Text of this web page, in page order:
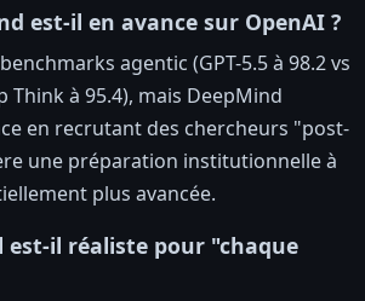
est-il en avance sur OpenAI ?
agentic (GPT-5.5 à 98.2 vs
Think à 95.4), mais DeepMind
en recrutant des chercheurs "post-
une préparation institutionnelle à
plus avancée.
est-il réaliste pour "chaque